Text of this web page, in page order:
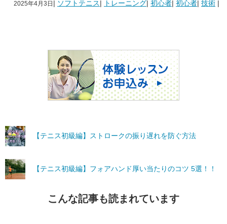
2025年4月3日 | ソフトテニス| トレーニング| 初心者| 初心者| 技術 |
【テニス初級編】ストロークの振り遅れを防ぐ方法
【テニス初級編】フォアハンド厚い当たりのコツ 5選！！
こんな記事も読まれています